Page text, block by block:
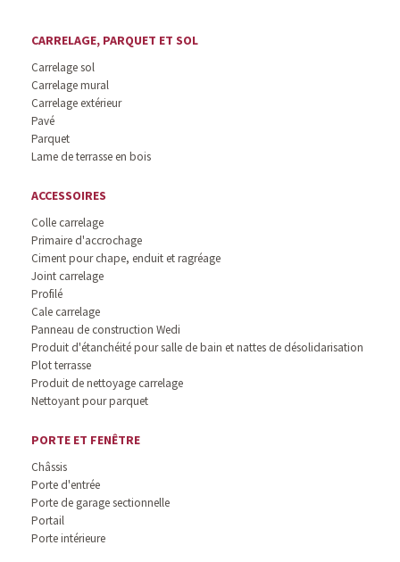
CARRELAGE, PARQUET ET SOL
Carrelage sol
Carrelage mural
Carrelage extérieur
Pavé
Parquet
Lame de terrasse en bois
ACCESSOIRES
Colle carrelage
Primaire d'accrochage
Ciment pour chape, enduit et ragréage
Joint carrelage
Profilé
Cale carrelage
Panneau de construction Wedi
Produit d'étanchéité pour salle de bain et nattes de désolidarisation
Plot terrasse
Produit de nettoyage carrelage
Nettoyant pour parquet
PORTE ET FENÊTRE
Châssis
Porte d'entrée
Porte de garage sectionnelle
Portail
Porte intérieure